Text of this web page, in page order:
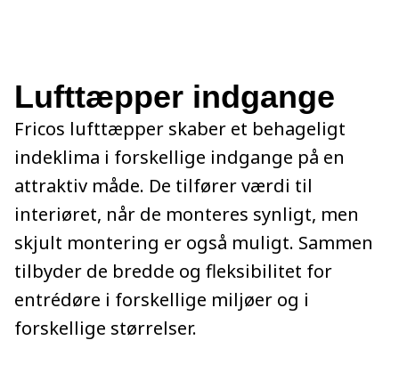
Lufttæpper indgange
Fricos lufttæpper skaber et behageligt
indeklima i forskellige indgange på en
attraktiv måde. De tilfører værdi til
interiøret, når de monteres synligt, men
skjult montering er også muligt. Sammen
tilbyder de bredde og fleksibilitet for
entrédøre i forskellige miljøer og i
forskellige størrelser.